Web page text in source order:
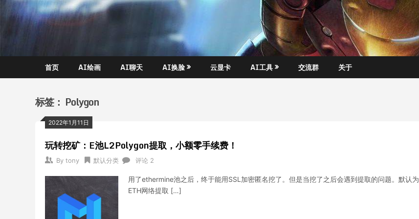
托
尼
不
是
塔
克
玩转
AI黑
科
脸，
AI聊
天….
首页 AI绘画 AI聊天 AI换脸 云显卡 AI工具 交流群 关于
标签： Polygon
2022年1月11日
玩转挖矿：E池L2Polygon提取，小额零手续费！
By tony 默认分类 评论 2
用了ethermine池之后，终于能用SSL加密匿名挖了。但是当挖了之后会遇到提取的问题。默认为
ETH网络提取 […]